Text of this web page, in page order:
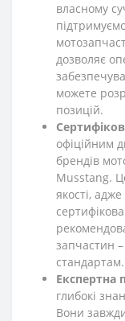
власному
дозволяє
можете
позицій.
офіційним
брендів
Musstang.
якості,
запчастин
стандартам.
Експертна
глибокі
Вони